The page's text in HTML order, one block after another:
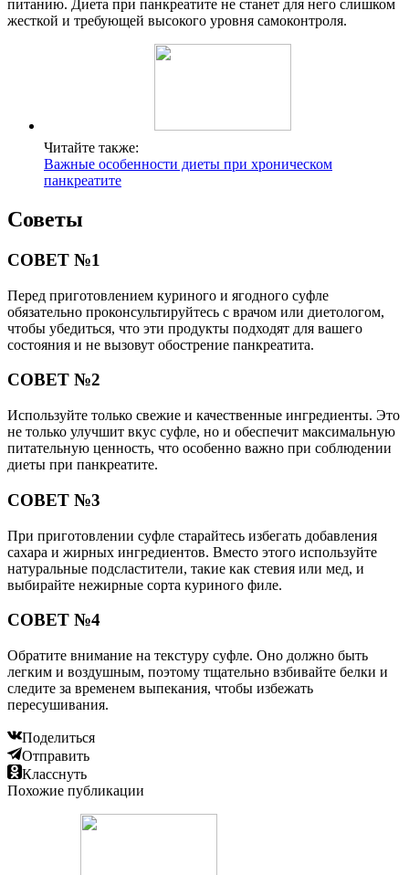
питанию. Диета при панкреатите не станет для него слишком
жесткой и требующей высокого уровня самоконтроля.
Читайте также:
Важные особенности диеты при хроническом
панкреатите
Советы
СОВЕТ №1
Перед приготовлением куриного и ягодного суфле
обязательно проконсультируйтесь с врачом или диетологом,
чтобы убедиться, что эти продукты подходят для вашего
состояния и не вызовут обострение панкреатита.
СОВЕТ №2
Используйте только свежие и качественные ингредиенты. Это
не только улучшит вкус суфле, но и обеспечит максимальную
питательную ценность, что особенно важно при соблюдении
диеты при панкреатите.
СОВЕТ №3
При приготовлении суфле старайтесь избегать добавления
сахара и жирных ингредиентов. Вместо этого используйте
натуральные подсластители, такие как стевия или мед, и
выбирайте нежирные сорта куриного филе.
СОВЕТ №4
Обратите внимание на текстуру суфле. Оно должно быть
легким и воздушным, поэтому тщательно взбивайте белки и
следите за временем выпекания, чтобы избежать
пересушивания.
Поделиться
Отправить
Класснуть
Похожие публикации